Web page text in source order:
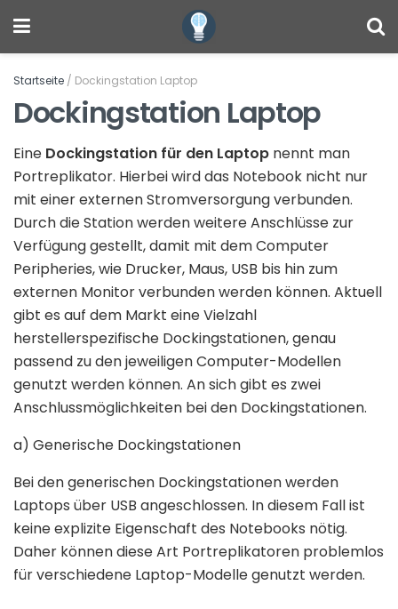
Startseite / Dockingstation Laptop
Dockingstation Laptop
Eine Dockingstation für den Laptop nennt man
Portreplikator. Hierbei wird das Notebook nicht nur
mit einer externen Stromversorgung verbunden.
Durch die Station werden weitere Anschlüsse zur
Verfügung gestellt, damit mit dem Computer
Peripheries, wie Drucker, Maus, USB bis hin zum
externen Monitor verbunden werden können. Aktuell
gibt es auf dem Markt eine Vielzahl
herstellerspezifische Dockingstationen, genau
passend zu den jeweiligen Computer-Modellen
genutzt werden können. An sich gibt es zwei
Anschlussmöglichkeiten bei den Dockingstationen.
a) Generische Dockingstationen
Bei den generischen Dockingstationen werden
Laptops über USB angeschlossen. In diesem Fall ist
keine explizite Eigenschaft des Notebooks nötig.
Daher können diese Art Portreplikatoren problemlos
für verschiedene Laptop-Modelle genutzt werden.